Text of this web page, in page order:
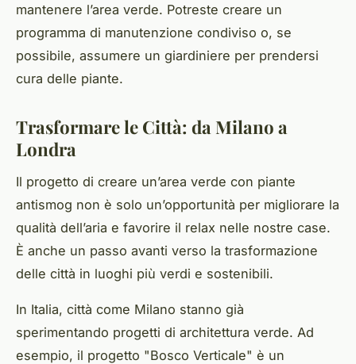
mantenere l’area verde. Potreste creare un
programma di manutenzione condiviso o, se
possibile, assumere un giardiniere per prendersi
cura delle piante.
Trasformare le Città: da Milano a
Londra
Il progetto di creare un’area verde con piante
antismog non è solo un’opportunità per migliorare la
qualità dell’aria e favorire il relax nelle nostre case.
È anche un passo avanti verso la trasformazione
delle città in luoghi più verdi e sostenibili.
In Italia, città come Milano stanno già
sperimentando progetti di architettura verde. Ad
esempio, il progetto "Bosco Verticale" è un